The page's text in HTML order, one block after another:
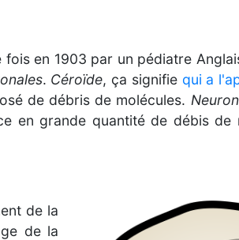
en 1903 par un pédiatre
. Céroïde, ça signifie qui a
de débris de molécules.
en grande quantité de débis de
de la
de la